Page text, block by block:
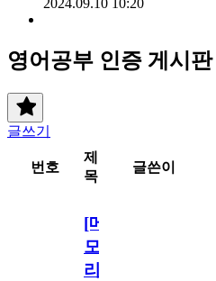
영어공부 인증 게시판
글쓰기
번호
제
목
글쓴이
[메
모
리